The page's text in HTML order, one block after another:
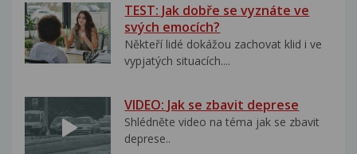
TEST: Jak dobře se vyznáte ve
svých emocích?
Někteří lidé dokážou zachovat klid i ve
vypjatých situacích....
VIDEO: Jak se zbavit deprese
Shlédněte video na téma jak se zbavit
deprese..